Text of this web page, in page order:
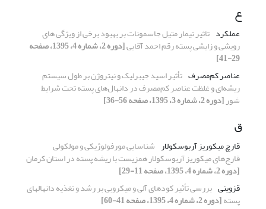
ع
عملکرد تاثیر تیمار متیل جاسمونات بر بهبود برخی از ویژگی های
رویشی و زایشی پسته رقم احمد آقایی [دوره 2، شماره 4، 1395، صفحه
29-41]
عناصر کم‌مصرف تأثیر اسید جیبرلیک و نیتروژن بر طول سیستم
ریشه‌ای و غلظت عناصر کم‌مصرف در دانهال‌‌های پسته تحت شرایط
شور[دوره 2، شماره 3، 1395، صفحه 56-36]
ق
قارچ میکوریز آربوسکولار شناسایی مورفولوژیکی و مولکولی
قارچ‌های میکوریز آربوسکولار همزیست با ریشه پسته در استان کرمان
[دوره 2، شماره 4، 1395، صفحه 11-29]
قزوینی بررسی تأثیر کودهای آلی و میکروبی بر رشد و تغذیه دانهالهای
پسته[دوره 2، شماره 4، 1395، صفحه 41-60]